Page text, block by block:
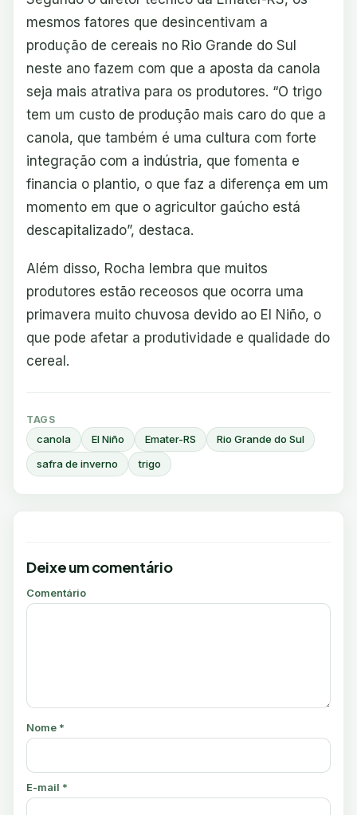
mesmos fatores que desincentivam a
produção de cereais no Rio Grande do Sul
neste ano fazem com que a aposta da canola
seja mais atrativa para os produtores. “O trigo
tem um custo de produção mais caro do que a
canola, que também é uma cultura com forte
integração com a indústria, que fomenta e
financia o plantio, o que faz a diferença em um
momento em que o agricultor gaúcho está
descapitalizado”, destaca.
Além disso, Rocha lembra que muitos
produtores estão receosos que ocorra uma
primavera muito chuvosa devido ao El Niño, o
que pode afetar a produtividade e qualidade do
cereal.
TAGS
canola El Niño Emater-RS
Rio Grande do Sul
safra de inverno
trigo
Deixe um comentário
Comentário
Nome *
E-mail *